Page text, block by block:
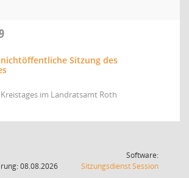
Sitzung des
im Landratsamt Roth
08.08.2026
Software:
SitzungsdienstSession(Wird in